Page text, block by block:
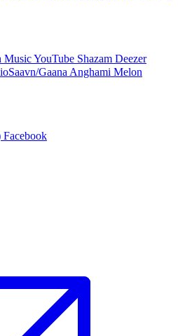
MusicYouTube Shazam Deezer
Gaana Anghami Melon
Facebook